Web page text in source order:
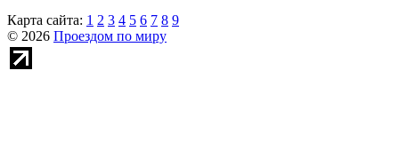
Карта сайта: 1 2 3 4 5 6 7 8 9
© 2026 Проездом по миру